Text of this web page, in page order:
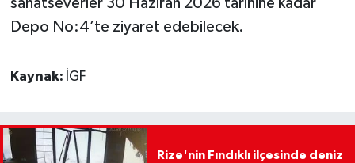
sanatseverler 30 Haziran 2026 tarihine kadar
Depo No:4’te ziyaret edebilecek.
Kaynak: İGF
Rize'nin Fındıklı ilçesinde deniz